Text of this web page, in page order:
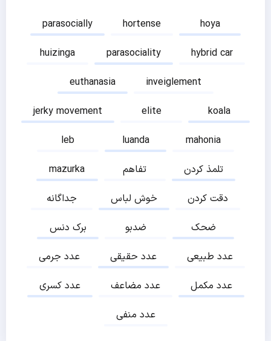
parasocially hortense
hoya
huizinga
parasociality
hybrid car
euthanasia
inveiglement
jerky movement
elite
koala
leb
luanda
mahonia
mazurka
تفاهم
تلمذ کردن
جداگانه
خوش لباس
دقت کردن
برک دنس
ضدبو
ضحک
عدد جرمی
عدد حقیقی
عدد طبیعی
عدد کسری
عدد مضاعف
عدد مکمل
عدد منفی